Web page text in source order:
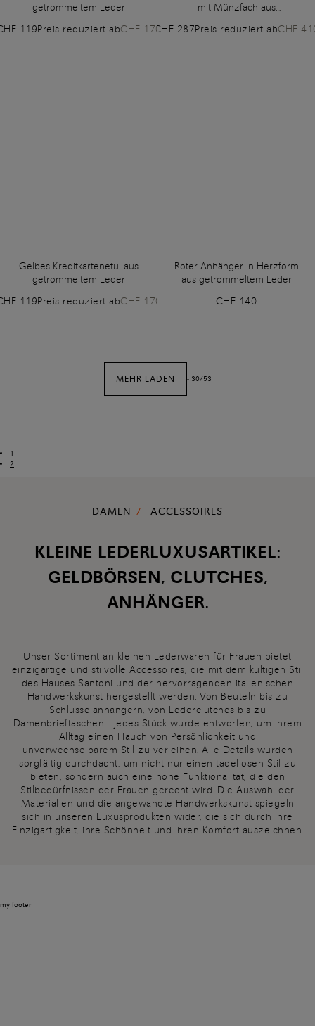
getrommeltem Leder
119Preis reduziert abCHF 170
mit Münzfach aus
CHF 287Preis reduziert abCHF
Gelbes Kreditkartenetui aus
getrommeltem Leder
119Preis reduziert abCHF 170
Roter Anhänger in Herzform
aus getrommeltem Leder
CHF 140
MEHR LADEN - 30/53
1
2
DAMEN ACCESSOIRES
KLEINE LEDERLUXUSARTIKEL:
GELDBÖRSEN, CLUTCHES,
ANHÄNGER.
Unser Sortiment an kleinen Lederwaren für Frauen bietet
einzigartige und stilvolle Accessoires, die mit dem kultigen Stil
des Hauses Santoni und der hervorragenden italienischen
Handwerkskunst hergestellt werden. Von Beuteln bis zu
Schlüsselanhängern, von Lederclutches bis zu
Damenbrieftaschen - jedes Stück wurde entworfen, um Ihrem
Alltag einen Hauch von Persönlichkeit und
unverwechselbarem Stil zu verleihen. Alle Details wurden
sorgfältig durchdacht, um nicht nur einen tadellosen Stil zu
bieten, sondern auch eine hohe Funktionalität, die den
Stilbedürfnissen der Frauen gerecht wird. Die Auswahl der
Materialien und die angewandte Handwerkskunst spiegeln
sich in unseren Luxusprodukten wider, die sich durch ihre
Einzigartigkeit, ihre Schönheit und ihren Komfort auszeichnen.
my footer